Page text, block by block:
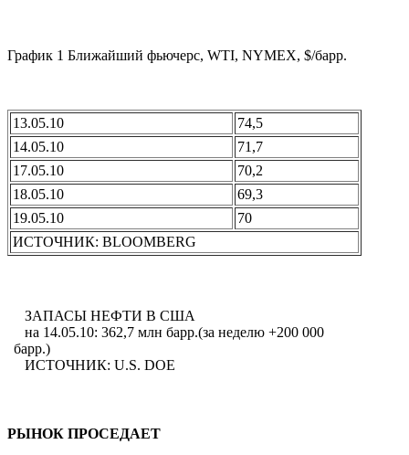
График 1 Ближайший фьючерс, WTI, NYMEX, $/барр.
13.05.10
74,5
14.05.10
71,7
17.05.10
70,2
18.05.10
69,3
19.05.10
70
ИСТОЧНИК: BLOOMBERG
ЗАПАСЫ НЕФТИ В США
на 14.05.10: 362,7 млн барр.(за неделю +200 000
барр.)
ИСТОЧНИК: U.S. DOE
РЫНОК ПРОСЕДАЕТ